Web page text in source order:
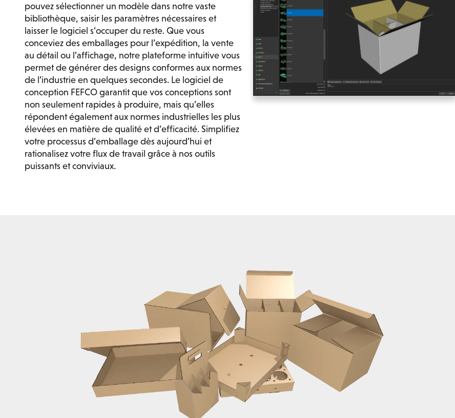
pouvez sélectionner un modèle dans notre vaste
bibliothèque, saisir les paramètres nécessaires et
laisser le logiciel s’occuper du reste. Que vous
conceviez des emballages pour l’expédition, la vente
au détail ou l’affichage, notre plateforme intuitive vous
permet de générer des designs conformes aux normes
de l’industrie en quelques secondes. Le logiciel de
conception FEFCO garantit que vos conceptions sont
non seulement rapides à produire, mais qu’elles
répondent également aux normes industrielles les plus
élevées en matière de qualité et d’efficacité. Simplifiez
votre processus d’emballage dès aujourd’hui et
rationalisez votre flux de travail grâce à nos outils
puissants et conviviaux.